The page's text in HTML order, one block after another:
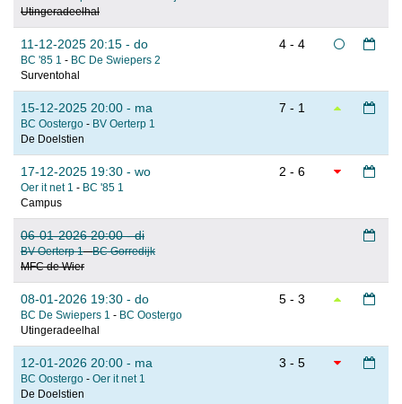
Utingeradeelhal
11-12-2025 20:15 - do
BC '85 1 - BC De Swiepers 2
Surventohal
4 - 4
15-12-2025 20:00 - ma
BC Oostergo - BV Oerterp 1
De Doelstien
7 - 1
17-12-2025 19:30 - wo
Oer it net 1 - BC '85 1
Campus
2 - 6
06-01-2026 20:00 - di
BV Oerterp 1-BC Gorredijk
MFC de Wier
08-01-2026 19:30 - do
BC De Swiepers 1 - BC Oostergo
Utingeradeelhal
5 - 3
12-01-2026 20:00 - ma
BC Oostergo - Oer it net 1
De Doelstien
3 - 5